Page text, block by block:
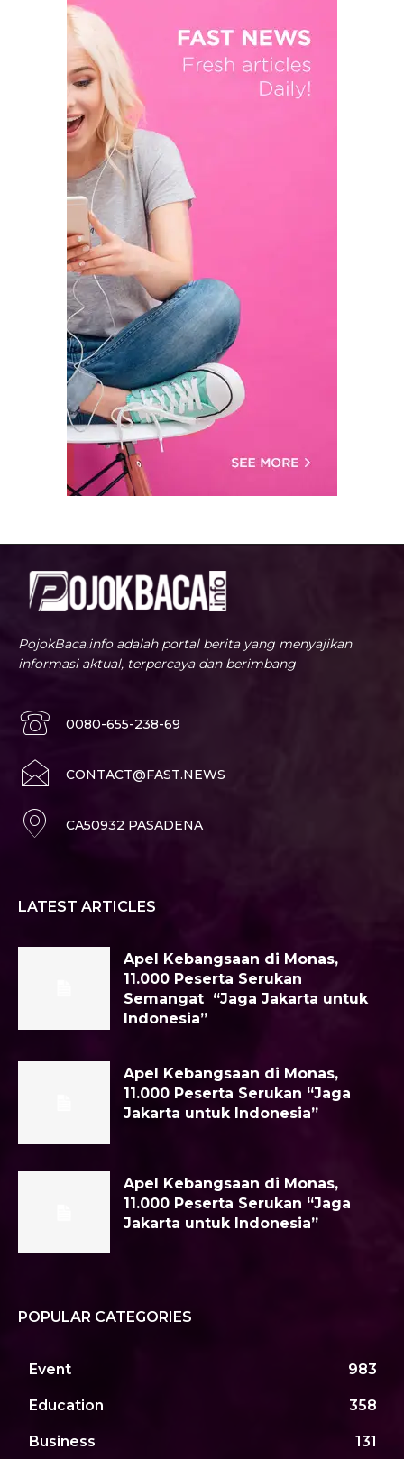
PojokBaca.info adalah portal berita yang menyajikan
informasi aktual, terpercaya dan berimbang
0080-655-238-69
CONTACT@FAST.NEWS
CA50932 PASADENA
LATEST ARTICLES
Apel Kebangsaan di Monas,
11.000 Peserta Serukan
Semangat “Jaga Jakarta untuk
Indonesia”
Apel Kebangsaan di Monas,
11.000 Peserta Serukan “Jaga
Jakarta untuk Indonesia”
Apel Kebangsaan di Monas,
11.000 Peserta Serukan “Jaga
Jakarta untuk Indonesia”
POPULAR CATEGORIES
Event 983
Education 358
Business 131